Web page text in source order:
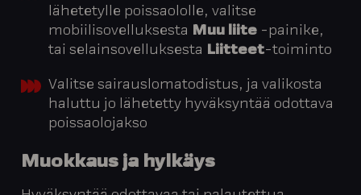
lähetetylle poissaololle, valitse
mobiilisovelluksesta
Muu liite-painike,
tai selainsovelluksesta
Liitteet-toiminto
Valitse sairauslomatodistus, ja valikosta
haluttu jo lähetetty hyväksyntää odottava
poissaolojakso
Muokkaus ja hylkäys